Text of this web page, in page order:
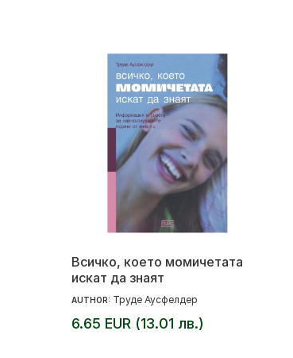
Всичко, което момичетата
искат да знаят
AUTHOR: Труде Аусфелдер
6.65 EUR (13.01 лв.)